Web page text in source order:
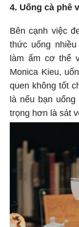
4. Uống cà phê
Bên cạnh việc
thức uống
làm ấm cơ thể
Monica Kieu,
quen không tốt
là nếu bạn
trọng hơn là sát